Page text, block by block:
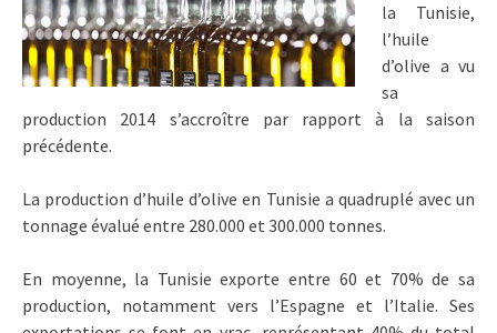
la Tunisie,
l’huile
d’olive a vu
sa
production 2014 s’accroître par rapport à la saison
précédente.
La production d’huile d’olive en Tunisie a quadruplé avec un
tonnage évalué entre 280.000 et 300.000 tonnes.
En moyenne, la Tunisie exporte entre 60 et 70% de sa
production, notamment vers l’Espagne et l’Italie. Ses